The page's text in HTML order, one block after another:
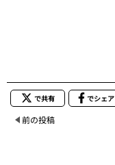
で共有 でシェア
前の投稿